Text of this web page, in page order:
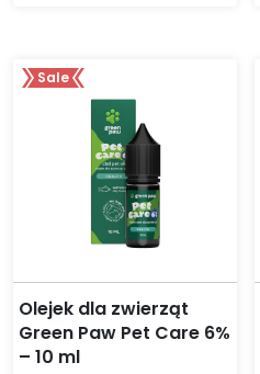
Sale
Olejek dla zwierząt
Green Paw Pet Care 6%
– 10 ml